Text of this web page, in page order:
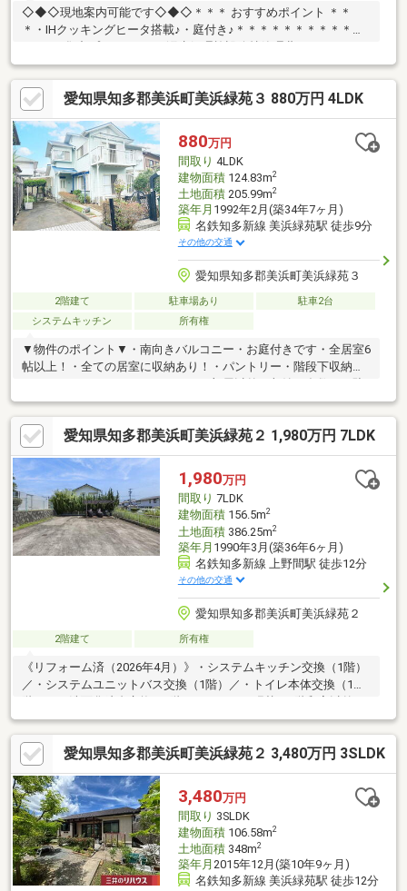
◇◆◇現地案内可能です◇◆◇＊＊＊ おすすめポイント ＊＊
＊・IHクッキングヒータ搭載♪・庭付き♪＊＊＊＊＊＊＊＊＊＊＊
(税込) 令和8年10月1日より汚水処理施設維持管理費が4 180円/
月(税込)に値上げ予定。ーーライフ・インフォメーションーー・
上野間小学校（徒歩約19分）・野間学校（徒歩約51分）ーーーー
ーーーーーーーーーーーーー Ｍ＆Ｋホームでは、◆お客様第一目
線のスタッフが親身になってお家探しのサポートを致します！！
◆住宅ローンアドバイザーによる資金相談が可能です♪
愛知県知多郡美浜町美浜緑苑３ 880万円 4LDK
880万円
間取り 4LDK
建物面積124.83m2
土地面積205.99m2
築年月 1992年2月(築34年7ヶ月)
名鉄知多新線 美浜緑苑駅 徒歩9分
その他の交通
愛知県知多郡美浜町美浜緑苑３
2階建て 駐車場あり
駐車2台
システムキッチン
所有権
▼物件のポイント▼・南向きバルコニー・お庭付きです・全居室6
帖以上！・全ての居室に収納あり！・パントリー・階段下収納・
車場あり▼立地のポイント▼・南知多ビーチランド＆南知多おも
ちゃ王国まで車で8分・美浜町巡回バス「美浜緑苑中高公園」から
徒歩6分・海が近いエリア・閑静な住宅街・周辺は公園が点在して
いる緑あふれるエリアです
愛知県知多郡美浜町美浜緑苑２ 1,980万円 7LDK
1,980万円
間取り 7LDK
建物面積156.5m2
土地面積386.25m2
築年月 1990年3月(築36年6ヶ月)
名鉄知多新線 上野間駅 徒歩12分
その他の交通
愛知県知多郡美浜町美浜緑苑２
2階建て 所有権
《リフォーム済（2026年4月）》・システムキッチン交換（1階）
／・システムユニットバス交換（1階）／・トイレ本体交換（1
／・クッションフロア張替（1階トイレ・洗面）／・フロアタイル
上貼（LDK)／・畳表替え（和室）／・屋根一部補修工事／《周辺
環境》・名鉄知多新線「美浜縁苑」駅：徒歩14分・前田医院：約
1.4km（徒歩18分）・上野間保育所：約440ｍ（徒歩6分）・上野
間郵便局：約860ｍ（徒歩11分）・上野間小学校：約1.6km（徒歩
20分）・セブンイレブン南知多美浜町上野間店：約1.3km（徒歩
17分）
愛知県知多郡美浜町美浜緑苑２ 3,480万円 3SLDK
3,480万円
間取り 3SLDK
建物面積106.58m2
土地面積348m2
築年月 2015年12月(築10年9ヶ月)
名鉄知多新線 美浜緑苑駅 徒歩12分